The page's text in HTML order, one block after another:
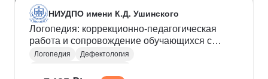
НИУДПО имени К.Д. Ушинского
Логопедия: коррекционно-педагогическая
работа и сопровождение обучающихся с
нарушениями речи и коммуникации (1340ч)
Логопедия
Дефектология